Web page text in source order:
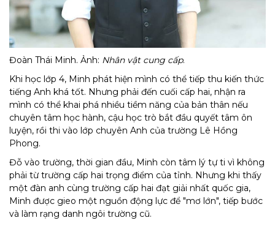
Đoàn Thái Minh. Ảnh: Nhân vật cung cấp.
Khi học lớp 4, Minh phát hiện mình có thể tiếp thu kiến thức
tiếng Anh khá tốt. Nhưng phải đến cuối cấp hai, nhận ra
mình có thể khai phá nhiều tiềm năng của bản thân nếu
chuyên tâm học hành, cậu học trò bắt đầu quyết tâm ôn
luyện, rồi thi vào lớp chuyên Anh của trường Lê Hồng
Phong.
Đỗ vào trường, thời gian đầu, Minh còn tâm lý tự ti vì không
phải từ trường cấp hai trọng điểm của tỉnh. Nhưng khi thấy
một đàn anh cùng trường cấp hai đạt giải nhất quốc gia,
Minh được gieo một nguồn động lực để "mơ lớn", tiếp bước
và làm rạng danh ngôi trường cũ.